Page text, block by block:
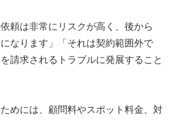
頼は非常にリスクが高く、後から
になります」「それは契約範囲外で
請求されるトラブルに発展すること
めには、顧問料やスポット料金、対